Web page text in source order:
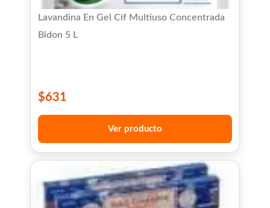
Lavandina En Gel Cif Multiuso Concentrada
Bidon 5 L
$631
Ver producto